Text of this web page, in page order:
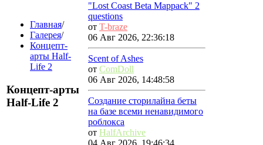
Главная/
Галерея/
Концепт-
арты Half-
Life 2
Концепт-арты
Half-Life 2
"Lost Coast Beta Mappack" 2
questions
от T-braze
06 Авг 2026, 22:36:18
Scent of Ashes
от ComDoll
06 Авг 2026, 14:48:58
Создание сторилайна беты
на базе всеми ненавидимого
роблокса
от HalfArchive